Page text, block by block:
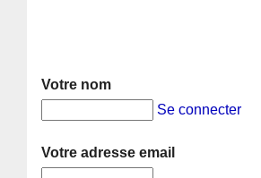
Votre nom
Se connecter
Votre adresse email